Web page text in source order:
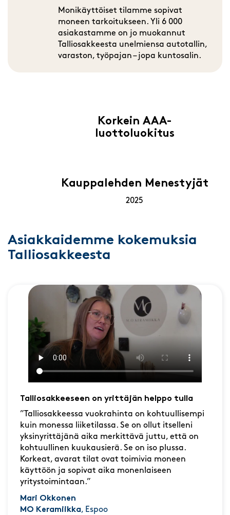
Monikäyttöiset tilamme sopivat
moneen tarkoitukseen. Yli 6 000
asiakastamme on jo muokannut
Talliosakkeesta unelmiensa autotallin,
varaston, työpajan – jopa kuntosalin.
Korkein AAA-
luottoluokitus
Kauppalehden Menestyjät
2025
Asiakkaidemme kokemuksia
Talliosakkeesta
Talliosakkeeseen on yrittäjän helppo tulla
”Talliosakkeessa vuokrahinta on kohtuullisempi
kuin monessa liiketilassa. Se on ollut itselleni
yksinyrittäjänä aika merkittävä juttu, että on
kohtuullinen kuukausierä. Se on iso plussa.
Korkeat, avarat tilat ovat toimivia moneen
käyttöön ja sopivat aika monenlaiseen
yritystoimintaan.”
Mari Okkonen
MO Keramiikka, Espoo